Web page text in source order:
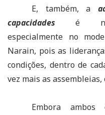
E, também, a
capacidades é
especialmente no
Narain, pois as
condições, dentro de
vez mais as assembleias,
Embora